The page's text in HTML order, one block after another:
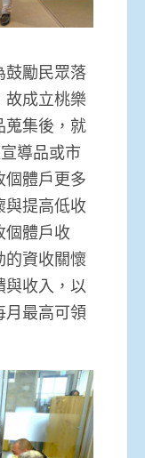
鼓勵民眾落
故成立桃樂
蒐集後，就
導品或市
個體戶更多
與提高低收
個體戶收
的資收關懷
與收入，以
月最高可領